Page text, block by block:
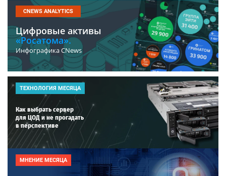
CNEWS ANALYTICS
Цифровые активы
«Росатома».
Инфографика CNews
ТЕХНОЛОГИЯ МЕСЯЦА
Как выбрать сервер
для ЦОД и не прогадать
в перспективе
МНЕНИЕ МЕСЯЦА